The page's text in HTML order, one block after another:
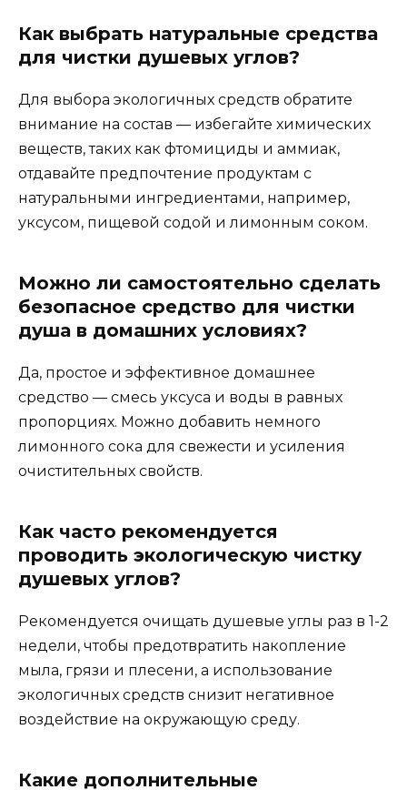
Как выбрать натуральные средства
для чистки душевых углов?
Для выбора экологичных средств обратите
внимание на состав — избегайте химических
веществ, таких как фтомициды и аммиак,
отдавайте предпочтение продуктам с
натуральными ингредиентами, например,
уксусом, пищевой содой и лимонным соком.
Можно ли самостоятельно сделать
безопасное средство для чистки
душа в домашних условиях?
Да, простое и эффективное домашнее
средство — смесь уксуса и воды в равных
пропорциях. Можно добавить немного
лимонного сока для свежести и усиления
очистительных свойств.
Как часто рекомендуется
проводить экологическую чистку
душевых углов?
Рекомендуется очищать душевые углы раз в 1-2
недели, чтобы предотвратить накопление
мыла, грязи и плесени, а использование
экологичных средств снизит негативное
воздействие на окружающую среду.
Какие дополнительные